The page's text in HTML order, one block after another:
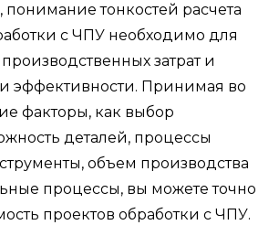
понимание тонкостей расчета
с ЧПУ необходимо для
затрат и
эффективности. Принимая во
факторы, как выбор
деталей, процессы
объем производства
процессы, вы можете точно
проектов обработки с ЧПУ.